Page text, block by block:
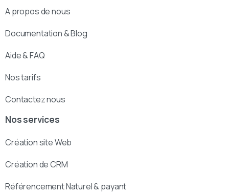
A propos de nous
Documentation & Blog
Aide & FAQ
Nos tarifs
Contactez nous
Nos services
Création site Web
Création de CRM
Référencement Naturel & payant